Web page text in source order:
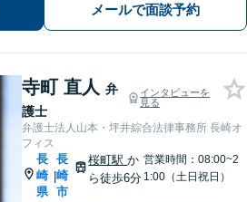
遺障害等級認定を一からサポート【夜
間・休日面談可】
メールで面談予約
寺町 直人 弁
護士
インタビューを
見る
弁護士法人山本・坪井綜合法律事務所 長崎オ
フィス
長
崎
県
|
長
崎
市
桜町駅か
ら徒歩6分
営業時間：08:00~2
1:00（土日祝日）